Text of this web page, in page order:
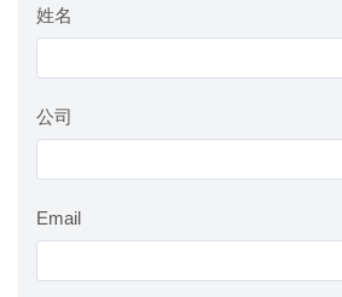
姓名
公司
Email